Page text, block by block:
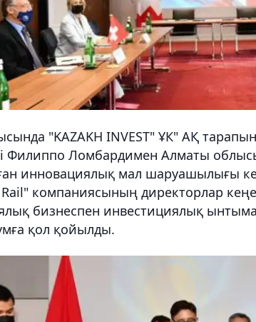
"KAZAKH INVEST" ҰК" АҚ
Филиппо Ломбардимен Алматы
инновациялық мал шаруашылығы
компаниясының директорлар
бизнеспен инвестициялық
қол қойылды.